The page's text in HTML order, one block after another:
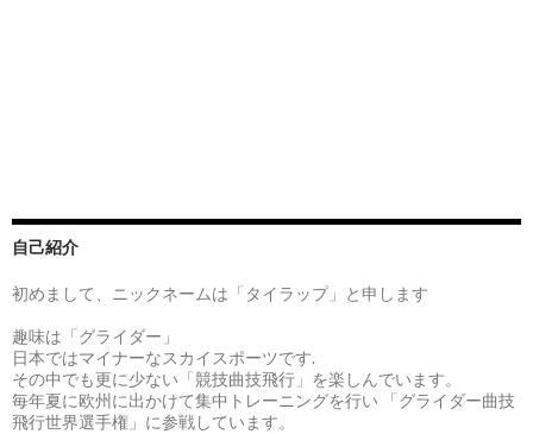
自己紹介
初めまして、ニックネームは「タイラップ」と申します
趣味は「グライダー」
日本ではマイナーなスカイスポーツです.
その中でも更に少ない「競技曲技飛行」を楽しんでいます。
毎年夏に欧州に出かけて集中トレーニングを行い 「グライダー曲技
飛行世界選手権」に参戦しています。